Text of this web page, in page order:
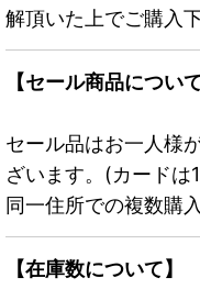
解頂いた上でご購入下
【セール商品について
セール品はお一人様
ざいます。(カードは
同一住所での複数購
【在庫数について】